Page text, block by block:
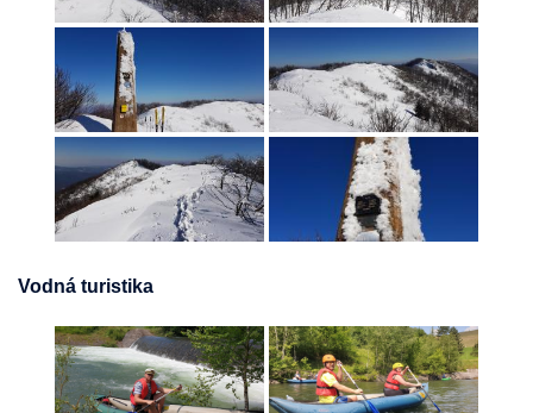
Vodná turistika